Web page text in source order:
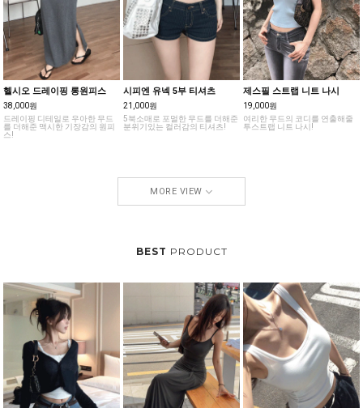
헬시오 드레이핑 롱원피스
38,000원
드레이핑 디테일로 우아한 무드
를 더해준 맥시한 기장감의 원피
스!
시피엔 유넥 5부 티셔츠
21,000원
5북소매로 포멀한 무드를 더해준
분위기있는 컬러감의 티셔츠!
제스필 스트랩 니트 나시
19,000원
여리한 무드의 코디를 연출해줄
투스트랩 니트 나시!
MORE VIEW
BEST PRODUCT